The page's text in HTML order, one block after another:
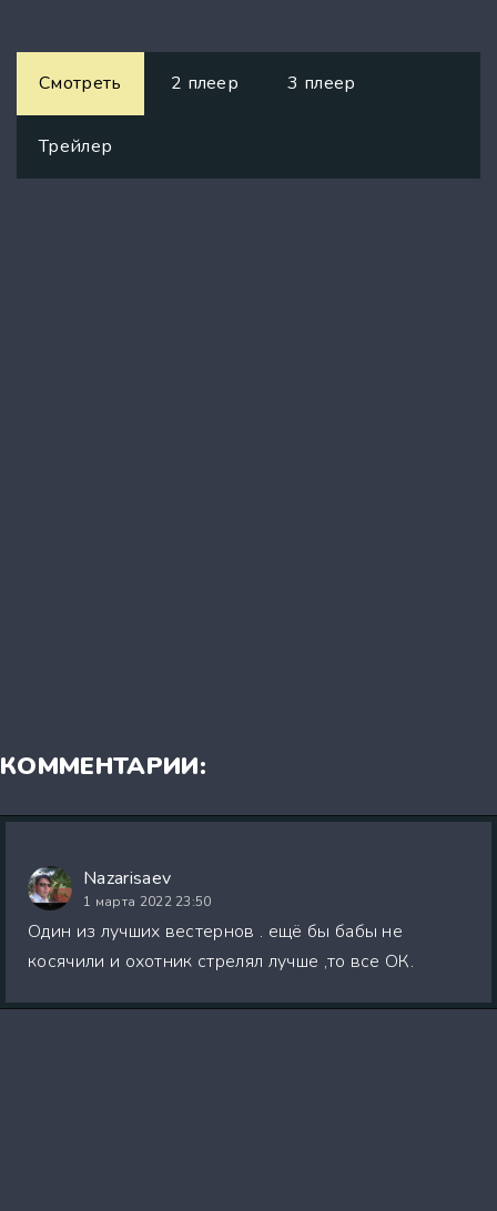
Смотреть 2 плеер 3 плеер
Трейлер
КОММЕНТАРИИ:
Nazarisaev
1 марта 2022 23:50
Один из лучших вестернов . ещё бы бабы не
косячили и охотник стрелял лучше ,то все ОК.